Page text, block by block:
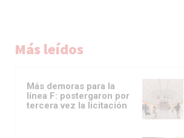
Más leídos
Más demoras para la
línea F: postergaron por
tercera vez la licitación